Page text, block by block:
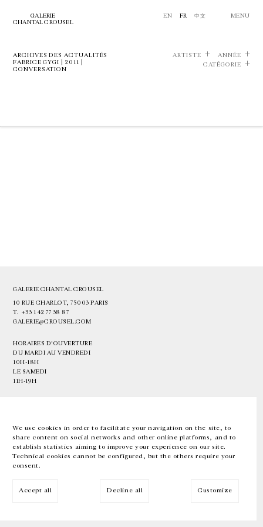
We use cookies in order to facilitate your navigation on the site, to
share content on social networks and other online platforms, and to
establish statistics aiming to improve your experience on our site.
Technical cookies cannot be configured, but the others require your
consent.
Accept all Decline all Customize
GALERIE
CHANTAL CROUSEL
EN FR 中文 MENU
ARCHIVES DES ACTUALITÉS
FABRICE GYGI | 2011 |
CONVERSATION
ARTISTE
ANNÉE
CATÉGORIE
GALERIE CHANTAL CROUSEL
10 RUE CHARLOT, 75003 PARIS
T. +33 1 42 77 38 87
GALERIE@CROUSEL.COM
HORAIRES D'OUVERTURE
DU MARDI AU VENDREDI
10H-18H
LE SAMEDI
11H-19H
EN FR 中文 Facebook Instagram
Inscrivez-vous à notre newsletter